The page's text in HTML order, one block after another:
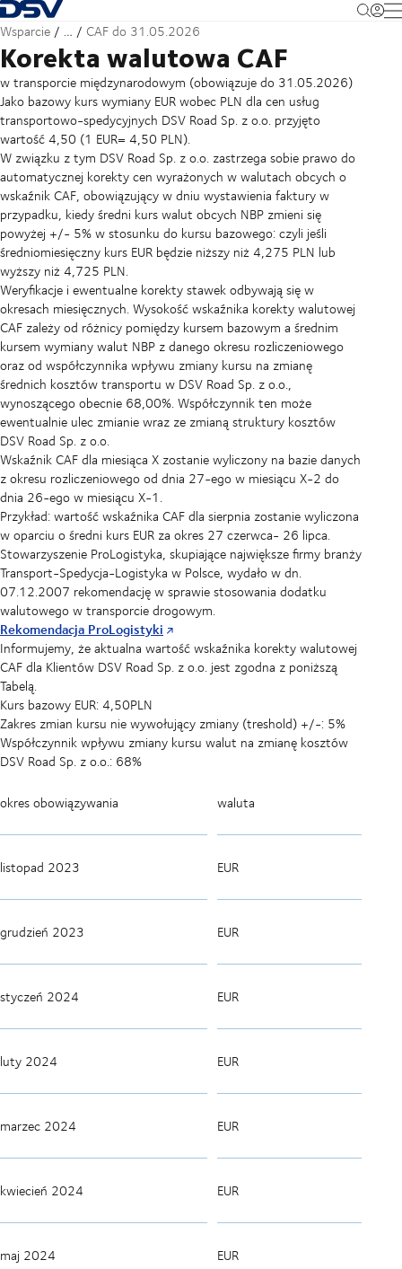
Cofnij do strony głównej
Wsparcie … CAF do 31.05.2026
Korekta walutowa CAF
w transporcie międzynarodowym (obowiązuje do 31.05.2026)
Jako bazowy kurs wymiany EUR wobec PLN dla cen usług
transportowo-spedycyjnych DSV Road Sp. z o.o. przyjęto
wartość 4,50 (1 EUR= 4,50 PLN).
W związku z tym DSV Road Sp. z o.o. zastrzega sobie prawo do
automatycznej korekty cen wyrażonych w walutach obcych o
wskaźnik CAF, obowiązujący w dniu wystawienia faktury w
przypadku, kiedy średni kurs walut obcych NBP zmieni się
powyżej +/- 5% w stosunku do kursu bazowego: czyli jeśli
średniomiesięczny kurs EUR będzie niższy niż 4,275 PLN lub
wyższy niż 4,725 PLN.
Weryfikacje i ewentualne korekty stawek odbywają się w
okresach miesięcznych. Wysokość wskaźnika korekty walutowej
CAF zależy od różnicy pomiędzy kursem bazowym a średnim
kursem wymiany walut NBP z danego okresu rozliczeniowego
oraz od współczynnika wpływu zmiany kursu na zmianę
średnich kosztów transportu w DSV Road Sp. z o.o.,
wynoszącego obecnie 68,00%. Współczynnik ten może
ewentualnie ulec zmianie wraz ze zmianą struktury kosztów
DSV Road Sp. z o.o.
Wskaźnik CAF dla miesiąca X zostanie wyliczony na bazie danych
z okresu rozliczeniowego od dnia 27-ego w miesiącu X-2 do
dnia 26-ego w miesiącu X-1.
Przykład: wartość wskaźnika CAF dla sierpnia zostanie wyliczona
w oparciu o średni kurs EUR za okres 27 czerwca- 26 lipca.
Stowarzyszenie ProLogistyka, skupiające największe firmy branży
Transport-Spedycja-Logistyka w Polsce, wydało w dn.
07.12.2007 rekomendację w sprawie stosowania dodatku
walutowego w transporcie drogowym.
Rekomendacja ProLogistyki
Informujemy, że aktualna wartość wskaźnika korekty walutowej
CAF dla Klientów DSV Road Sp. z o.o. jest zgodna z poniższą
Tabelą.
Kurs bazowy EUR: 4,50PLN
Zakres zmian kursu nie wywołujący zmiany (treshold) +/-: 5%
Współczynnik wpływu zmiany kursu walut na zmianę kosztów
DSV Road Sp. z o.o.: 68%
okres obowiązywania waluta
listopad 2023 EUR
grudzień 2023 EUR
styczeń 2024 EUR
luty 2024 EUR
marzec 2024 EUR
kwiecień 2024 EUR
maj 2024 EUR